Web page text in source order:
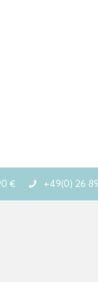
€ +49(0) 26